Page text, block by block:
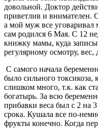
довольной. Доктор
приветлив и внимателен.
а мой муж все уговаривал
сам родился 6 Мая. С 12
книжку мамы, куда
регулярному осмотру, вес,
С самого начала
было сильного
слишком много, т.к. как
богатырь. За всю
прибавки веса был с 2 на
срока. Кушала все по-
фрукты конечно. Когда